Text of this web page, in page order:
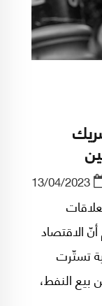
13/04/2023
الاقتصاد
تستّرت
بيع النفط،